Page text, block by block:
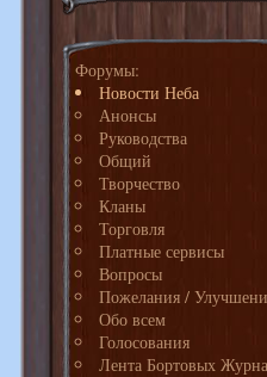
Форумы:
Новости Неба
Анонсы
Руководства
Общий
Творчество
Кланы
Торговля
Платные сервисы
Вопросы
Пожелания /
Обо всем
Голосования
Лента Бортовых